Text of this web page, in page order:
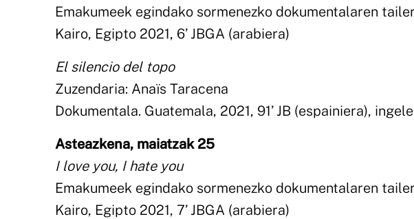
Emakumeek egindako sormenezko dokumentalaren
Kairo, Egipto 2021, 6’ JBGA (arabiera)
El silencio del topo
Zuzendaria: Anaïs Taracena
Dokumentala. Guatemala, 2021, 91’ JB (espainiera),
Asteazkena, maiatzak 25
I love you, I hate you
Emakumeek egindako sormenezko dokumentalaren
Kairo, Egipto 2021, 7’ JBGA (arabiera)